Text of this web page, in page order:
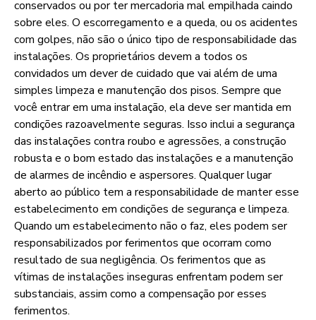
conservados ou por ter mercadoria mal empilhada caindo
sobre eles. O escorregamento e a queda, ou os acidentes
com golpes, não são o único tipo de responsabilidade das
instalações. Os proprietários devem a todos os
convidados um dever de cuidado que vai além de uma
simples limpeza e manutenção dos pisos. Sempre que
você entrar em uma instalação, ela deve ser mantida em
condições razoavelmente seguras. Isso inclui a segurança
das instalações contra roubo e agressões, a construção
robusta e o bom estado das instalações e a manutenção
de alarmes de incêndio e aspersores. Qualquer lugar
aberto ao público tem a responsabilidade de manter esse
estabelecimento em condições de segurança e limpeza.
Quando um estabelecimento não o faz, eles podem ser
responsabilizados por ferimentos que ocorram como
resultado de sua negligência. Os ferimentos que as
vítimas de instalações inseguras enfrentam podem ser
substanciais, assim como a compensação por esses
ferimentos.